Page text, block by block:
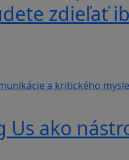
zdieľať
ako